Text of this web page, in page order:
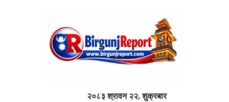
२०८३ श्रावन २२, शुक्रबार